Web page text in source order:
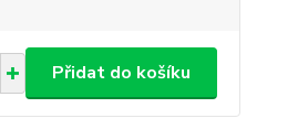
Přidat do košíku